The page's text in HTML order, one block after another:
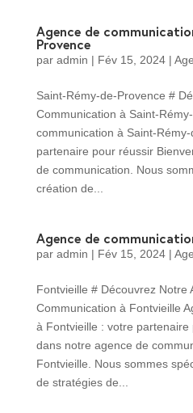
Agence de
Provence
par admin | Fév 15, 2024|
Saint-Rémy-de-Provence #
Communication à Saint-
communication à Saint-
partenaire pour réussir
de communication. Nous
création de...
Agence de
par admin | Fév 15, 2024|
Fontvieille # Découvrez Notre
Communication à Fontvieille
à Fontvieille : votre
dans notre agence de
Fontvieille. Nous sommes
de stratégies de...